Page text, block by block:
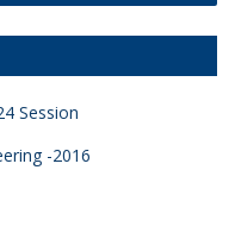
Session
-2016